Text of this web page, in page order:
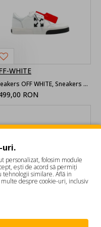
WHITE
Sneakers OFF WHITE, Sneakers New Low Vulcanized,White
RON
uri.
personalizat, folosim module
ești de acord să permiți
similare. Află in
despre cookie-uri, inclusiv